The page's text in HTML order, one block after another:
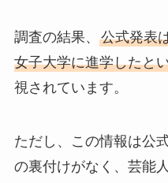
調査の結果、 公式発表
女子大学に進学したと
視されています。
ただし、この情報は公
の裏付けがなく、芸能